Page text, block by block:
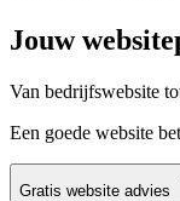
Jouw
Van bedrijfswebsite
Een goede website
Gratis website advies